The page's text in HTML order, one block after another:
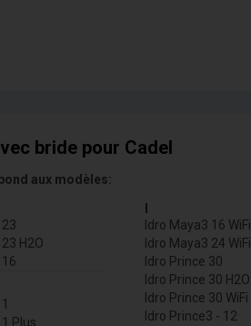
bride pour Cadel
aux modèles:
Aquos3 23
Aquos3 23 H2O
Plus
Idro Maya3 16 WiFi
Idro Maya3 24 WiFi
Idro Prince 30
Idro Prince 30 H2O
Idro Prince 30 WiFi
Idro Prince3 - 12